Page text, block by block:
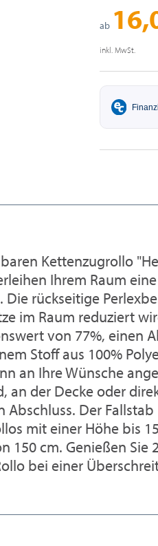
ab
inkl. MwSt.
Kettenzugrollo
Ihrem Raum
rückseitige
im Raum reduziert
von 77%, einen
Stoff aus 100%
an Ihre Wünsche
an der Decke oder
Der
mit einer Höhe bis
cm. Genießen
bei einer